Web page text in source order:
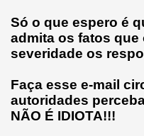
Só o que espero é
admita os fatos que
severidade os
Faça esse e-mail
autoridades
NÃO É IDIOTA!!!